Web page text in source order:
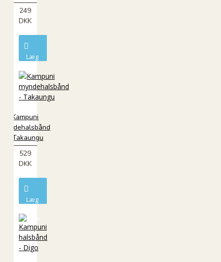
249
DKK
Læg
kurv
Kampuni
myndehalsbånd
- Takaungu
529
DKK
Læg
kurv